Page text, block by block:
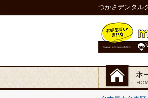
つかさデンタル